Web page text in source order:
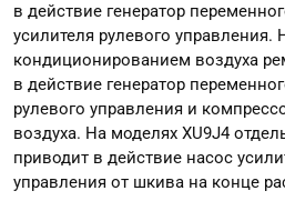
в действие генератор
усилителя рулевого управления.
кондиционированием воздуха
в действие генератор
рулевого управления и
воздуха. На моделях XU9J4
приводит в действие насос
управления от шкива на конце